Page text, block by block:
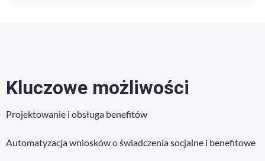
Kluczowe możliwości
Projektowanie i obsługa benefitów
Automatyzacja wniosków o świadczenia socjalne i benefitowe